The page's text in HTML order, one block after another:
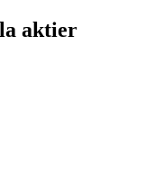
aktier